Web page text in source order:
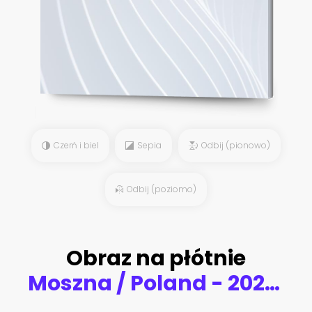
Czerń i biel Sepia Odbij (pionowo)
Odbij (poziomo)
Obraz na płótnie
Moszna / Poland - 2020 Moszna Castle located in Opolskie Voivodeship, Poland